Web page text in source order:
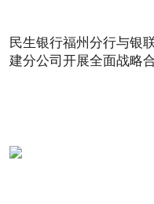
民生银行福州分行与银
建分公司开展全面战略